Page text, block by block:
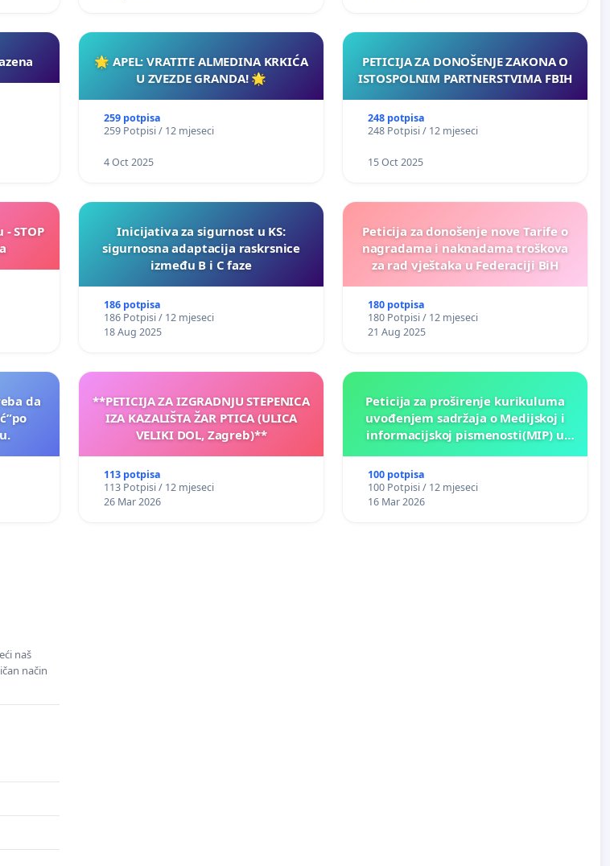
🌟 APEL: VRATITE ALMEDINA KRKIĆA
U ZVEZDE GRANDA! 🌟
259 potpisa
259 Potpisi / 12 mjeseci
4 Oct 2025
PETICIJA ZA DONOŠENJE ZAKONA O
ISTOSPOLNIM PARTNERSTVIMA FBIH
248 potpisa
248 Potpisi / 12 mjeseci
15 Oct 2025
STOP
Inicijativa za sigurnost u KS:
sigurnosna adaptacija raskrsnice
između B i C faze
186 potpisa
186 Potpisi / 12 mjeseci
18 Aug 2025
Peticija za donošenje nove Tarife o
nagradama i naknadama troškova
za rad vještaka u Federaciji BiH
180 potpisa
180 Potpisi / 12 mjeseci
21 Aug 2025
da
**PETICIJA ZA IZGRADNJU STEPENICA
IZA KAZALIŠTA ŽAR PTICA (ULICA
VELIKI DOL, Zagreb)**
113 potpisa
113 Potpisi / 12 mjeseci
26 Mar 2026
Peticija za proširenje kurikuluma
uvođenjem sadržaja o Medijskoj i
informacijskoj pismenosti(MIP) u
Kantonu Sarajevo po kros-
kurikularnom modelu (u okviru više
100 potpisa
100 Potpisi / 12 mjeseci
16 Mar 2026
naš
način